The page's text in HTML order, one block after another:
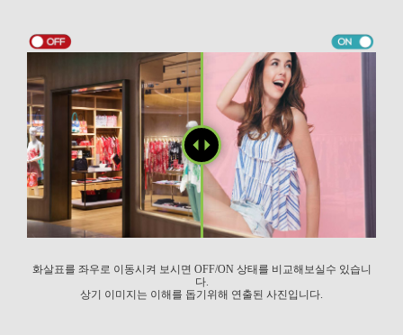
화살표를 좌우로 이동시켜 보시면 OFF/ON 상태를 비교해보실수 있습니
다.
상기 이미지는 이해를 돕기위해 연출된 사진입니다.